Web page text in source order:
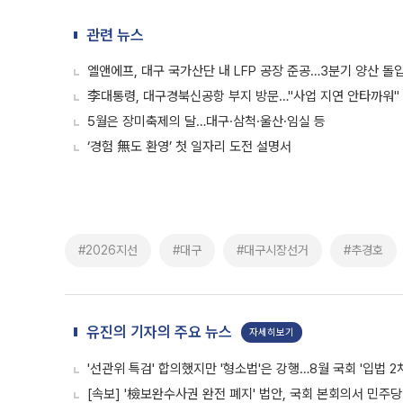
관련 뉴스
엘앤에프, 대구 국가산단 내 LFP 공장 준공…3분기 양산 돌입
李대통령, 대구경북신공항 부지 방문…"사업 지연 안타까워"
5월은 장미축제의 달…대구·삼척·울산·임실 등
‘경험 無도 환영’ 첫 일자리 도전 설명서
#2026지선 #대구 #대구시장선거 #추경호
유진의 기자의 주요 뉴스 자세히보기
'선관위 특검' 합의했지만 '형소법'은 강행…8월 국회 '입법 2
[속보] '檢보완수사권 완전 폐지' 법안, 국회 본회의서 민주